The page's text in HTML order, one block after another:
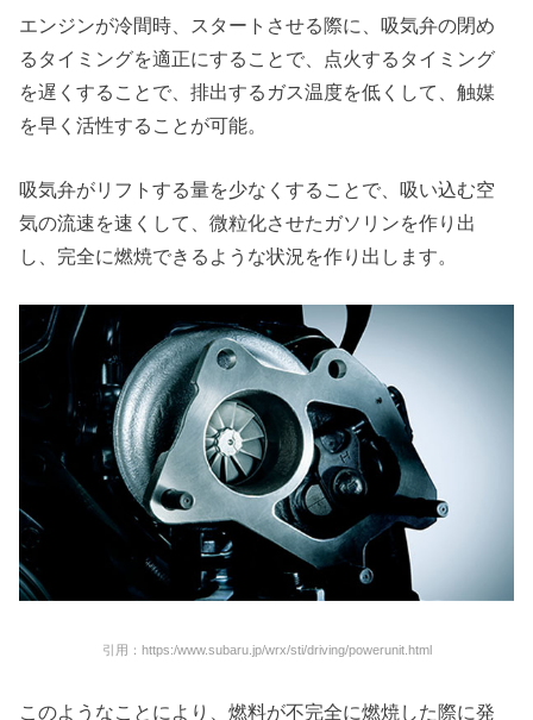
エンジンが冷間時、スタートさせる際に、吸気弁の閉め
るタイミングを適正にすることで、点火するタイミング
を遅くすることで、排出するガス温度を低くして、触媒
を早く活性することが可能。
吸気弁がリフトする量を少なくすることで、吸い込む空
気の流速を速くして、微粒化させたガソリンを作り出
し、完全に燃焼できるような状況を作り出します。
引用：https:/www.subaru.jp/wrx/sti/driving/powerunit.html
このようなことにより、燃料が不完全に燃焼した際に発